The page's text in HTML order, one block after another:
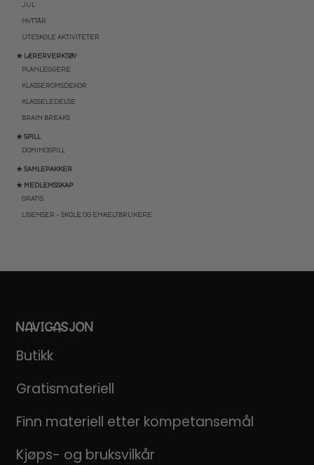
JUL
NYTTÅR
UTESKOLE AKTIVITETER
★ LÆRERVERKTØY
PLANLEGGERE
KLASSEROMSDEKOR
KLASSELEDELSE
BRAIN BREAKS
★ SPILL
DOMINOSPILL
★ SAMLEPAKKER
★ MEDLEMSSKAP
GRATIS
LISENSER – SKOLE OG ENKELTBRUKERE
NAVIGASJON
Butikk
Gratismateriell
Finn materiell etter kompetansemål
Kjøps- og bruksvilkår